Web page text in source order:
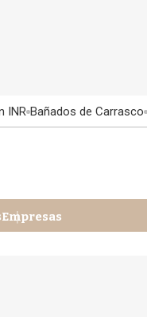
INR Bañados de Carrasco
Empresas